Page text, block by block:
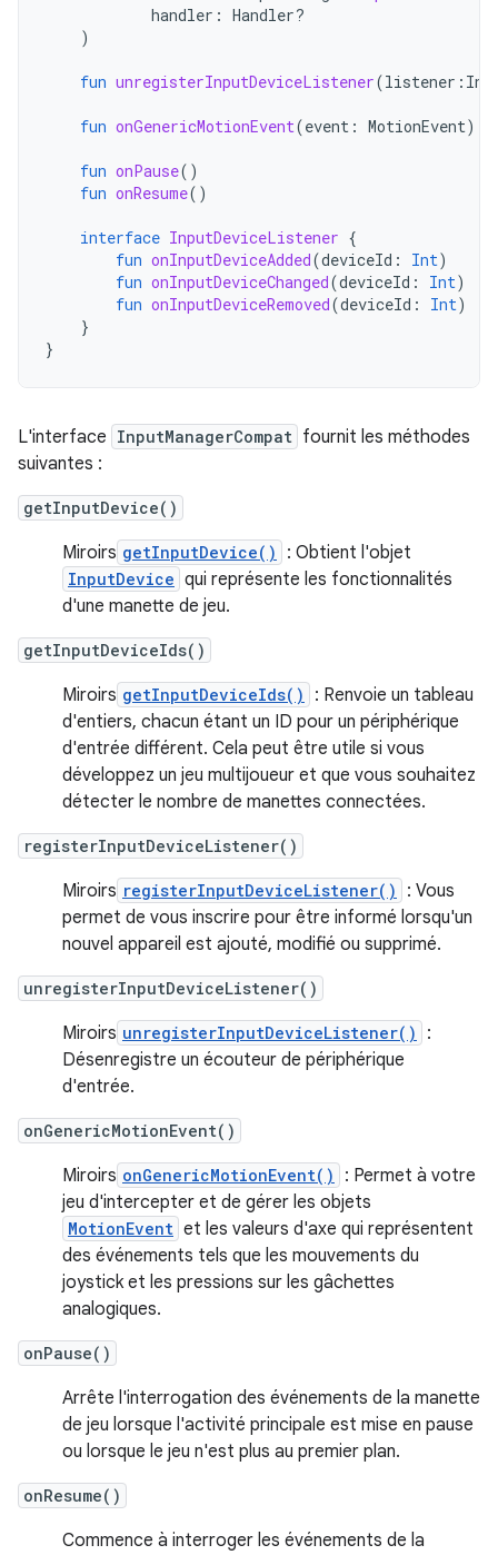
handler : Handler?
)
fun unregisterInputDeviceListener(listener :
fun onGenericMotionEvent(event : MotionEvent)
fun onPause()
fun onResume()
interface InputDeviceListener {
fun onInputDeviceAdded(deviceId : Int)
fun onInputDeviceChanged(deviceId : Int)
fun onInputDeviceRemoved(deviceId : Int)
}
}
L'interface InputManagerCompat fournit les méthodes
suivantes :
getInputDevice()
Miroirs getInputDevice() : Obtient l'objet
InputDevice qui représente les fonctionnalités
d'une manette de jeu.
getInputDeviceIds()
Miroirs getInputDeviceIds()
: Renvoie un tableau
d'entiers, chacun étant un ID pour un périphérique
d'entrée différent. Cela peut être utile si vous
développez un jeu multijoueur et que vous souhaitez
détecter le nombre de manettes connectées.
registerInputDeviceListener()
Miroirs registerInputDeviceListener()
: Vous
permet de vous inscrire pour être informé lorsqu'un
nouvel appareil est ajouté, modifié ou supprimé.
unregisterInputDeviceListener()
Miroirs unregisterInputDeviceListener()
:
Désenregistre un écouteur de périphérique
d'entrée.
onGenericMotionEvent()
Miroirs onGenericMotionEvent()
: Permet à votre
jeu d'intercepter et de gérer les objets
MotionEvent et les valeurs d'axe qui représentent
des événements tels que les mouvements du
joystick et les pressions sur les gâchettes
analogiques.
onPause()
Arrête l'interrogation des événements de la manette
de jeu lorsque l'activité principale est mise en pause
ou lorsque le jeu n'est plus au premier plan.
onResume()
Commence à interroger les événements de la